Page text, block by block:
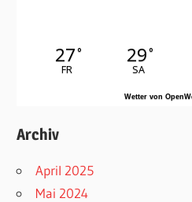
27°
FR
29°
SA
Wetter von
Archiv
April 2025
Mai 2024